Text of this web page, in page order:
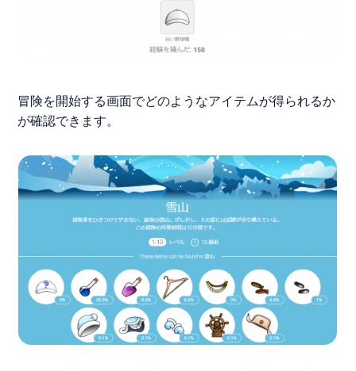
冒険を開始する画面でどのようなアイテムが得られるか
が確認できます。